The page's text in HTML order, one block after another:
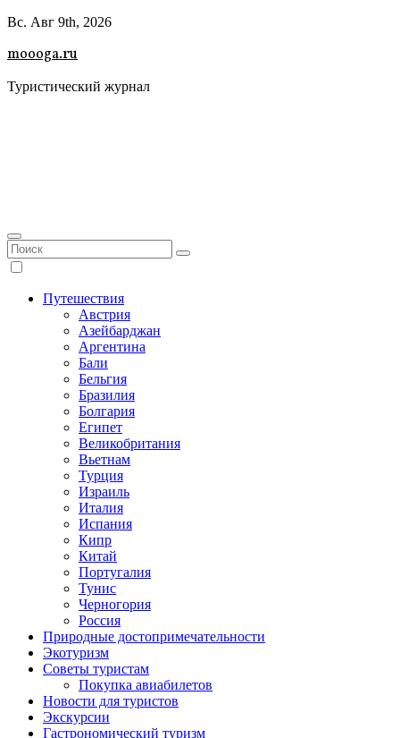
Вс. Авг 9th, 2026
moooga.ru
Туристический журнал
Путешествия
Австрия
Азейбарджан
Аргентина
Бали
Бельгия
Бразилия
Болгария
Египет
Великобритания
Вьетнам
Турция
Израиль
Италия
Испания
Кипр
Китай
Португалия
Тунис
Черногория
Россия
Природные достопримечательности
Экотуризм
Советы туристам
Покупка авиабилетов
Новости для туристов
Экскурсии
Гастрономический туризм